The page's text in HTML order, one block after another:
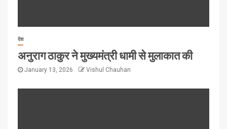
देश
अनुराग ठाकुर ने मुख्यमंत्री धामी से मुलाकात की
January 13, 2026 Vishul Chauhan